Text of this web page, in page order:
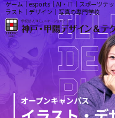
ゲーム｜esports｜AI・IT｜スポーツテ
ラスト｜デザイン｜写真の専門学校
オープンキャンパス